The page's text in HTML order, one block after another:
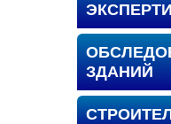
ЗДАНИЙ